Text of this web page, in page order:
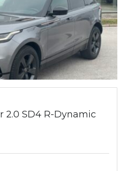
2.0 SD4 R-Dynamic